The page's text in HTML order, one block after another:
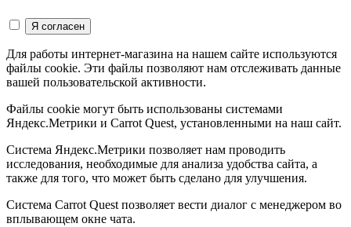
Для работы интернет-магазина на нашем сайте используются
файлы cookie. Эти файлы позволяют нам отслеживать данные
вашей пользовательской активности.
Файлы cookie могут быть использованы системами
Яндекс.Метрики и Carrot Quest, установленными на наш сайт.
Система Яндекс.Метрики позволяет нам проводить
исследования, необходимые для анализа удобства сайта, а
также для того, что может быть сделано для улучшения.
Система Carrot Quest позволяет вести диалог с менеджером во
вплывающем окне чата.